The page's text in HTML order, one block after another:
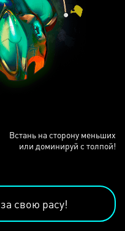
Встань на сторону меньших
или доминируй с толпой!
за свою расу!